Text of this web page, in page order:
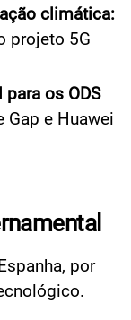
climática:
projeto 5G
os ODS
Gap e Huawei
por